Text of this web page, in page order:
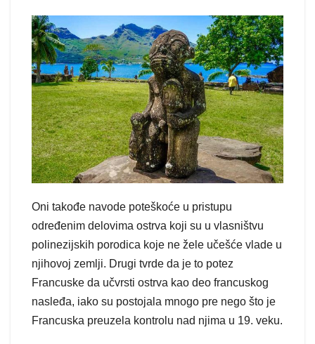
Oni takođe navode poteškoće u pristupu
određenim delovima ostrva koji su u vlasništvu
polinezijskih porodica koje ne žele učešće vlade u
njihovoj zemlji. Drugi tvrde da je to potez
Francuske da učvrsti ostrva kao deo francuskog
nasleđa, iako su postojala mnogo pre nego što je
Francuska preuzela kontrolu nad njima u 19. veku.